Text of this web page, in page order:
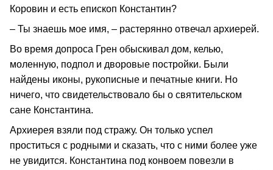
Коровин и есть епископ Константин?
– Ты знаешь мое имя, – растерянно отвечал архиерей.
Во время допроса Грен обыскивал дом, келью,
моленную, подпол и дворовые постройки. Были
найдены иконы, рукописные и печатные книги. Но
ничего, что свидетельствовало бы о святительском
сане Константина.
Архиерея взяли под стражу. Он только успел
проститься с родными и сказать, что с ними более уже
не увидится. Константина под конвоем повезли в